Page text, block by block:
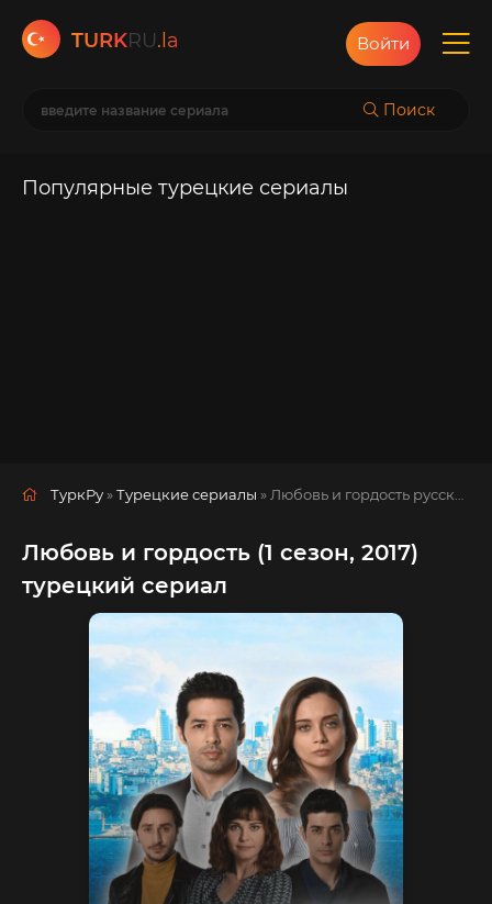
TURKRU.la
Поиск
Войти
Популярные турецкие сериалы
ТуркРу »Турецкие сериалы » Любовь и гордость русская озвучка смотреть полностью онлайн!
Любовь и гордость (1 сезон, 2017)
турецкий сериал